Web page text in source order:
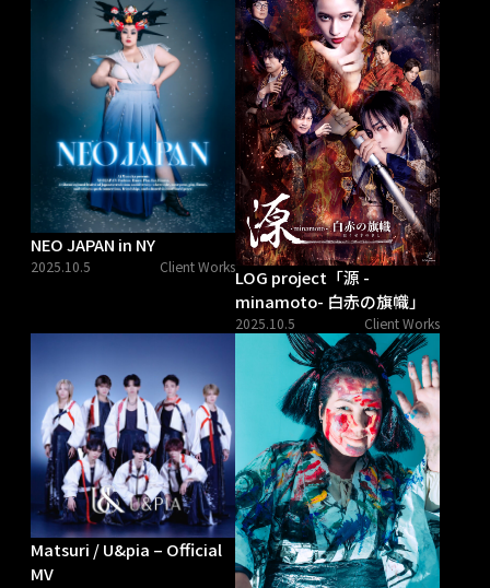
NEO JAPAN in NY
2025.10.5 Client WorksLOG project「源 -
minamoto- 白赤の旗幟」
2025.10.5 Client Works
Matsuri / U&pia – Official
MV